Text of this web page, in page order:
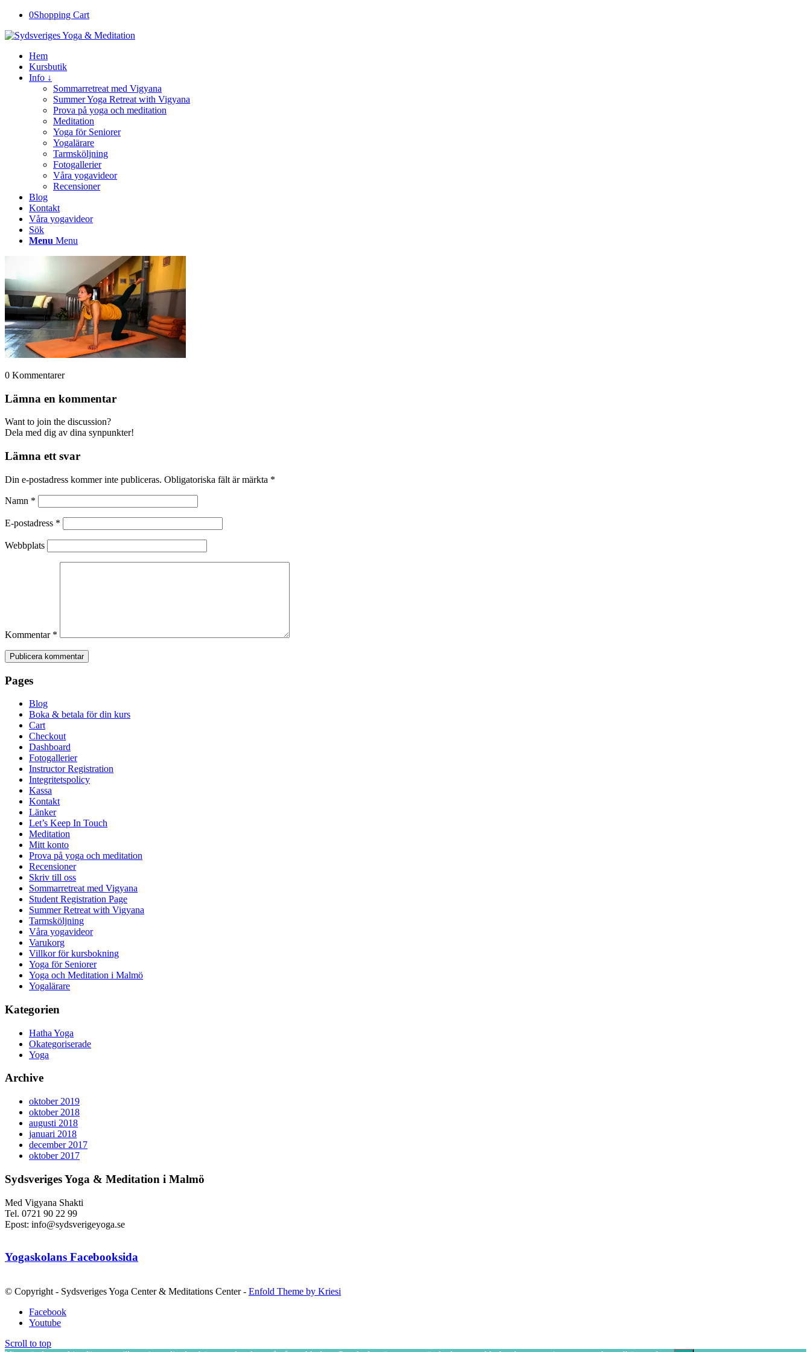
0Shopping Cart
Hem
Kursbutik
Info ↓
Sommarretreat med Vigyana
Summer Yoga Retreat with Vigyana
Prova på yoga och meditation
Meditation
Yoga för Seniorer
Yogalärare
Tarmsköljning
Fotogallerier
Våra yogavideor
Recensioner
Blog
Kontakt
Våra yogavideor
Sök
Menu Menu
0 Kommentarer
Lämna en kommentar
Want to join the discussion?
Dela med dig av dina synpunkter!
Lämna ett svar
Din e-postadress kommer inte publiceras. Obligatoriska fält är märkta *
Namn *
E-postadress *
Webbplats
Kommentar *
Pages
Blog
Boka & betala för din kurs
Cart
Checkout
Dashboard
Fotogallerier
Instructor Registration
Integritetspolicy
Kassa
Kontakt
Länker
Let’s Keep In Touch
Meditation
Mitt konto
Prova på yoga och meditation
Recensioner
Skriv till oss
Sommarretreat med Vigyana
Student Registration Page
Summer Retreat with Vigyana
Tarmsköljning
Våra yogavideor
Varukorg
Villkor för kursbokning
Yoga för Seniorer
Yoga och Meditation i Malmö
Yogalärare
Kategorien
Hatha Yoga
Okategoriserade
Yoga
Archive
oktober 2019
oktober 2018
augusti 2018
januari 2018
december 2017
oktober 2017
Sydsveriges Yoga & Meditation i Malmö
Med Vigyana Shakti
Tel. 0721 90 22 99
Epost: info@sydsverigeyoga.se
Yogaskolans Facebooksida
© Copyright - Sydsveriges Yoga Center & Meditations Center - Enfold Theme by Kriesi
Facebook
Youtube
Scroll to top